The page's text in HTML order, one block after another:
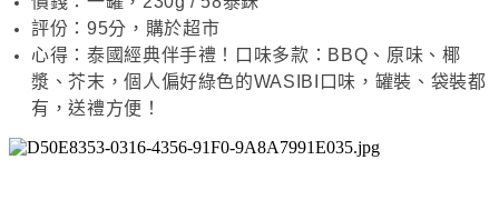
評份：95分，購於超市
心得：泰國經典伴手禮！口味多款：BBQ、原味、椰
漿、芥末，個人偏好綠色的WASIBI口味，罐裝、袋裝都
有，送禮方便！